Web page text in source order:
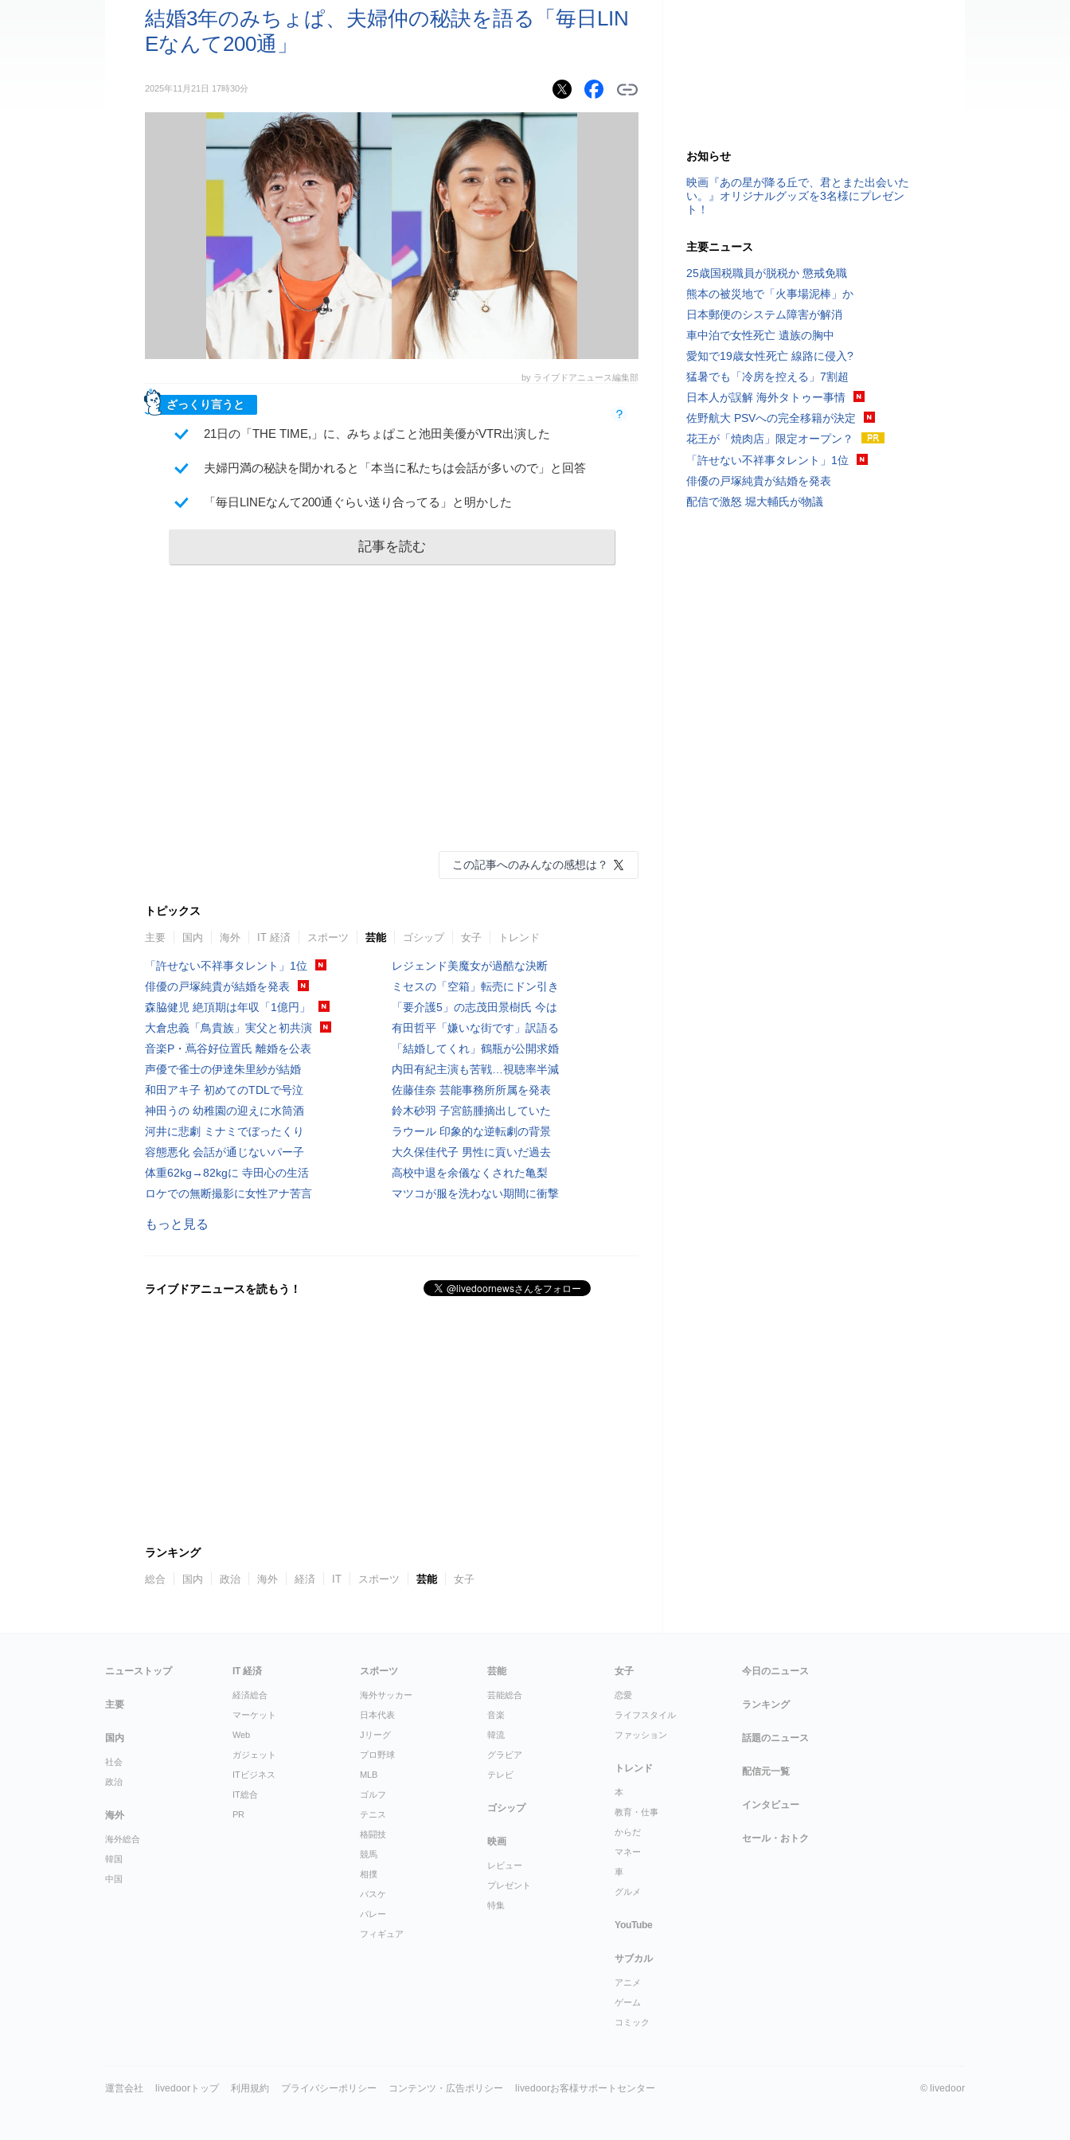
結婚3年のみちょぱ、夫婦仲の秘訣を語る「毎日LIN
Eなんて200通」
2025年11月21日 17時30分
by ライブドアニュース編集部
ざっくり言うと
21日の「THE TIME,」に、みちょぱこと池田美優がVTR出演した
夫婦円満の秘訣を聞かれると「本当に私たちは会話が多いので」と回答
「毎日LINEなんて200通ぐらい送り合ってる」と明かした
記事を読む
この記事へのみんなの感想は？
トピックス
主要 国内 海外 IT 経済 スポーツ 芸能 ゴシップ 女子 トレンド
「許せない不祥事タレント」1位
俳優の戸塚純貴が結婚を発表
森脇健児 絶頂期は年収「1億円」
大倉忠義「鳥貴族」実父と初共演
音楽P・蔦谷好位置氏 離婚を公表
声優で雀士の伊達朱里紗が結婚
和田アキ子 初めてのTDLで号泣
神田うの 幼稚園の迎えに水筒酒
河井に悲劇 ミナミでぼったくり
容態悪化 会話が通じないパー子
体重62kg→82kgに 寺田心の生活
ロケでの無断撮影に女性アナ苦言
レジェンド美魔女が過酷な決断
ミセスの「空箱」転売にドン引き
「要介護5」の志茂田景樹氏 今は
有田哲平「嫌いな街です」訳語る
「結婚してくれ」鶴瓶が公開求婚
内田有紀主演も苦戦…視聴率半減
佐藤佳奈 芸能事務所所属を発表
鈴木砂羽 子宮筋腫摘出していた
ラウール 印象的な逆転劇の背景
大久保佳代子 男性に貢いだ過去
高校中退を余儀なくされた亀梨
マツコが服を洗わない期間に衝撃
もっと見る
ライブドアニュースを読もう！
ランキング
総合 国内 政治 海外 経済 IT スポーツ 芸能 女子
お知らせ
映画『あの星が降る丘で、君とまた出会いた
い。』オリジナルグッズを3名様にプレゼン
ト！
主要ニュース
25歳国税職員が脱税か 懲戒免職
熊本の被災地で「火事場泥棒」か
日本郵便のシステム障害が解消
車中泊で女性死亡 遺族の胸中
愛知で19歳女性死亡 線路に侵入?
猛暑でも「冷房を控える」7割超
日本人が誤解 海外タトゥー事情
佐野航大 PSVへの完全移籍が決定
花王が「焼肉店」限定オープン？
「許せない不祥事タレント」1位
俳優の戸塚純貴が結婚を発表
配信で激怒 堀大輔氏が物議
ニューストップ
主要
国内
社会
政治
海外
海外総合
韓国
中国
IT 経済
経済総合
マーケット
Web
ガジェット
ITビジネス
IT総合
PR
スポーツ
海外サッカー
日本代表
Jリーグ
プロ野球
MLB
ゴルフ
テニス
格闘技
競馬
相撲
バスケ
バレー
フィギュア
芸能
芸能総合
音楽
韓流
グラビア
テレビ
ゴシップ
映画
レビュー
プレゼント
特集
女子
恋愛
ライフスタイル
ファッション
トレンド
本
教育・仕事
からだ
マネー
車
グルメ
YouTube
サブカル
アニメ
ゲーム
コミック
今日のニュース
ランキング
話題のニュース
配信元一覧
インタビュー
セール・おトク
運営会社 livedoorトップ 利用規約 プライバシーポリシー コンテンツ・広告ポリシー livedoorお客様サポートセンター © livedoor